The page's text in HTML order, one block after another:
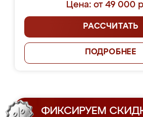
Цена: от 49 000
РАССЧИТАТЬ
ПОДРОБНЕЕ
ФИКСИРУЕМ